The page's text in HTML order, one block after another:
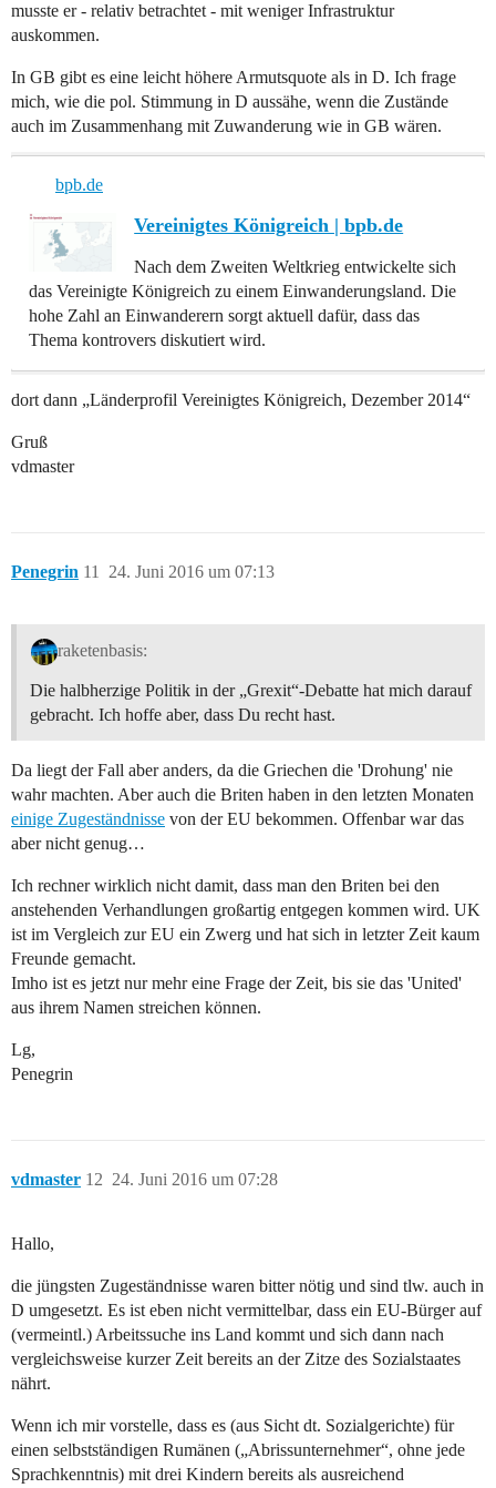
musste er - relativ betrachtet - mit weniger Infrastruktur
auskommen.
In GB gibt es eine leicht höhere Armutsquote als in D. Ich frage
mich, wie die pol. Stimmung in D aussähe, wenn die Zustände
auch im Zusammenhang mit Zuwanderung wie in GB wären.
bpb.de
Vereinigtes Königreich | bpb.de
Nach dem Zweiten Weltkrieg entwickelte sich
das Vereinigte Königreich zu einem Einwanderungsland. Die
hohe Zahl an Einwanderern sorgt aktuell dafür, dass das
Thema kontrovers diskutiert wird.
dort dann „Länderprofil Vereinigtes Königreich, Dezember 2014“
Gruß
vdmaster
Penegrin 24. Juni 2016 um 07:13
11
raketenbasis:
Die halbherzige Politik in der „Grexit“-Debatte hat mich darauf
gebracht. Ich hoffe aber, dass Du recht hast.
Da liegt der Fall aber anders, da die Griechen die 'Drohung' nie
wahr machten. Aber auch die Briten haben in den letzten Monaten
einige Zugeständnisse von der EU bekommen. Offenbar war das
aber nicht genug…
Ich rechner wirklich nicht damit, dass man den Briten bei den
anstehenden Verhandlungen großartig entgegen kommen wird. UK
ist im Vergleich zur EU ein Zwerg und hat sich in letzter Zeit kaum
Freunde gemacht.
Imho ist es jetzt nur mehr eine Frage der Zeit, bis sie das 'United'
aus ihrem Namen streichen können.
Lg,
Penegrin
vdmaster 24. Juni 2016 um 07:28
12
Hallo,
die jüngsten Zugeständnisse waren bitter nötig und sind tlw. auch in
D umgesetzt. Es ist eben nicht vermittelbar, dass ein EU-Bürger auf
(vermeintl.) Arbeitssuche ins Land kommt und sich dann nach
vergleichsweise kurzer Zeit bereits an der Zitze des Sozialstaates
nährt.
Wenn ich mir vorstelle, dass es (aus Sicht dt. Sozialgerichte) für
einen selbstständigen Rumänen („Abrissunternehmer“, ohne jede
Sprachkenntnis) mit drei Kindern bereits als ausreichend